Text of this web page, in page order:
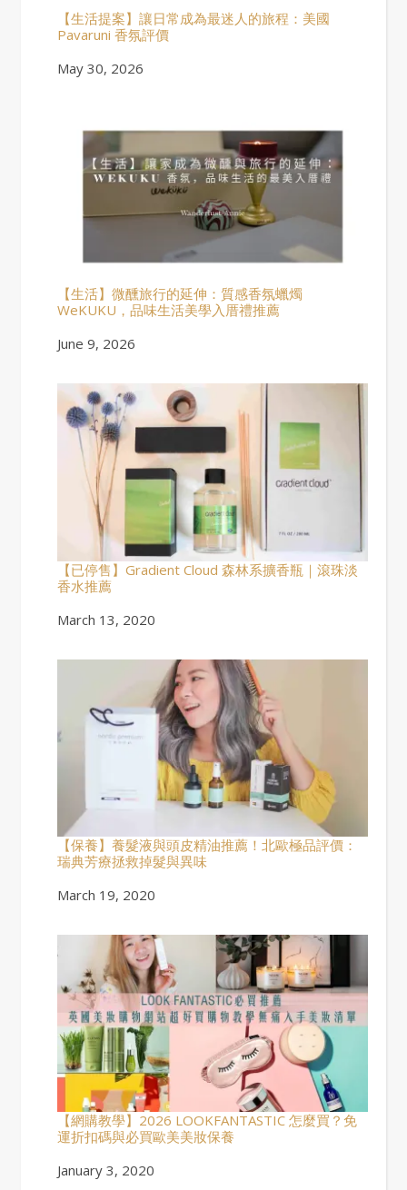
【生活提案】讓日常成為最迷人的旅程：美國
Pavaruni 香氛評價
Date
May 30, 2026
【生活】微醺旅行的延伸：質感香氛蠟燭
WeKUKU，品味生活美學入厝禮推薦
Date
June 9, 2026
【已停售】Gradient Cloud 森林系擴香瓶｜滾珠淡
香水推薦
Date
March 13, 2020
【保養】養髮液與頭皮精油推薦！北歐極品評價：
瑞典芳療拯救掉髮與異味
Date
March 19, 2020
【網購教學】2026 LOOKFANTASTIC 怎麼買？免
運折扣碼與必買歐美美妝保養
Date
January 3, 2020